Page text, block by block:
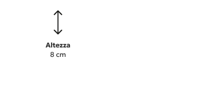
Altezza
8 cm